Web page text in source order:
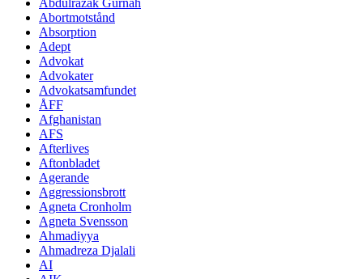
Abortmotstånd
Absorption
Adept
Advokat
Advokater
Advokatsamfundet
ÅFF
Afghanistan
AFS
Afterlives
Aftonbladet
Agerande
Aggressionsbrott
Agneta Cronholm
Agneta Svensson
Ahmadiyya
Ahmadreza Djalali
AI